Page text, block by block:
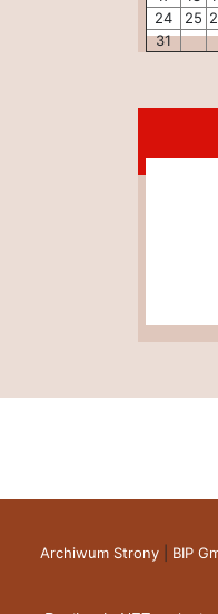
24
25
31
Archiwum Strony| BIP